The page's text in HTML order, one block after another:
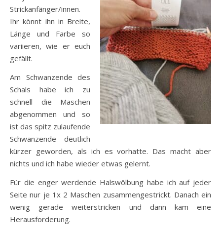
Strickanfänger/innen.
Ihr könnt ihn in Breite,
Länge und Farbe so
variieren, wie er euch
gefällt.
Am Schwanzende des
Schals habe ich zu
schnell die Maschen
abgenommen und so
ist das spitz zulaufende
Schwanzende deutlich
kürzer geworden, als ich es vorhatte. Das macht aber
nichts und ich habe wieder etwas gelernt.
Für die enger werdende Halswölbung habe ich auf jeder
Seite nur je 1x 2 Maschen zusammengestrickt. Danach ein
wenig gerade weiterstricken und dann kam eine
Herausforderung.